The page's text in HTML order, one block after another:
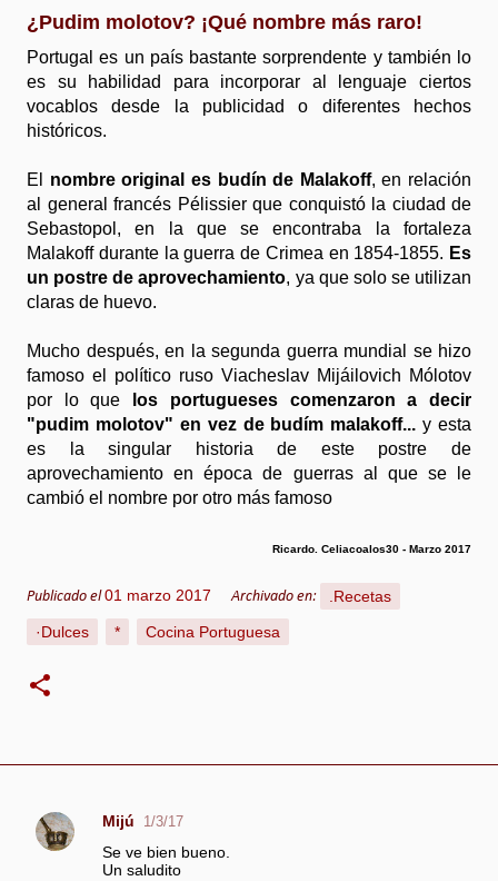
¿Pudim molotov? ¡Qué nombre más raro!
Portugal es un país bastante sorprendente y también lo
es su habilidad para incorporar al lenguaje ciertos
vocablos desde la publicidad o diferentes hechos
históricos.
El nombre original es budín de Malakoff, en relación
al general francés Pélissier que conquistó la ciudad de
Sebastopol, en la que se encontraba la fortaleza
Ma lakoff durante laguerra de Crimea en 1854-1855. Es
un postre de aprovechamiento, ya que solo se utilizan
claras de huevo.
Mucho después, en la segunda guerra mundial se hizo
famoso el político ruso Viacheslav Mijáilovich Mólotov
por lo que
los portugueses comenzaron a decir
"pudim molotov" en vez de budím malakoff... y esta
es la singular historia de este postre de
aprovechamiento en época de guerras al que se le
cambió el nombre por otro más famoso
Ricardo. Celiacoalos30 - Marzo 2017
Publicado el01 marzo 2017 Archivado en:
.Recetas
·Dulces
* Cocina Portuguesa
C
Mijú 1/3/17
Se ve bien bueno.
Un saludito